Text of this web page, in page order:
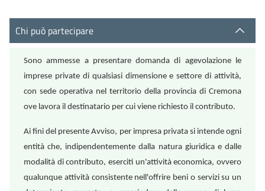
Chi può partecipare
Sono ammesse a presentare domanda di agevolazione le
imprese private di qualsiasi dimensione e settore di attività,
con sede operativa nel territorio della provincia di Cremona
ove lavora il destinatario per cui viene richiesto il contributo.
Ai fini del presente Avviso, per impresa privata si intende ogni
entità che, indipendentemente dalla natura giuridica e dalle
modalità di contributo, eserciti un'attività economica, ovvero
qualunque attività consistente nell'offrire beni o servizi su un